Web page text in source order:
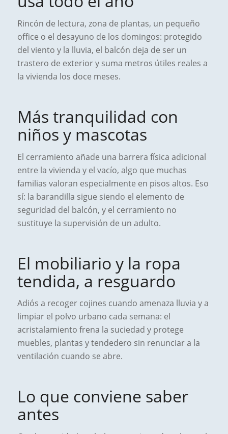
Rincón de lectura, zona de plantas, un pequeño
office o el desayuno de los domingos: protegido
del viento y la lluvia, el balcón deja de ser un
trastero de exterior y suma metros útiles reales a
la vivienda los doce meses.
Más tranquilidad con
niños y mascotas
El cerramiento añade una barrera física adicional
entre la vivienda y el vacío, algo que muchas
familias valoran especialmente en pisos altos. Eso
sí: la barandilla sigue siendo el elemento de
seguridad del balcón, y el cerramiento no
sustituye la supervisión de un adulto.
El mobiliario y la ropa
tendida, a resguardo
Adiós a recoger cojines cuando amenaza lluvia y a
limpiar el polvo urbano cada semana: el
acristalamiento frena la suciedad y protege
muebles, plantas y tendedero sin renunciar a la
ventilación cuando se abre.
Lo que conviene saber
antes